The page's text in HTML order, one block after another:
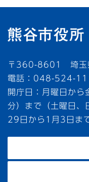
〒360-8601 埼玉
電話：048-524-
開庁日：月曜日か
分）まで（土曜日、
29日から1月3日ま